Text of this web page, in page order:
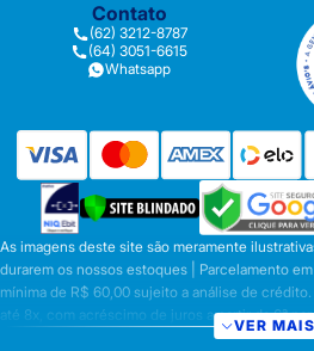
Contato
(62) 3212-8787
(64) 3051-6615
Whatsapp
As imagens deste site são meramente
durarem os nossos estoques | Parcelamento
mínima de R$ 60,00 sujeito a análise de crédito.
até 8x, com acréscimo de juros a partir da 6ª
parcelamentos e condições de pagamento são
VER MAIS